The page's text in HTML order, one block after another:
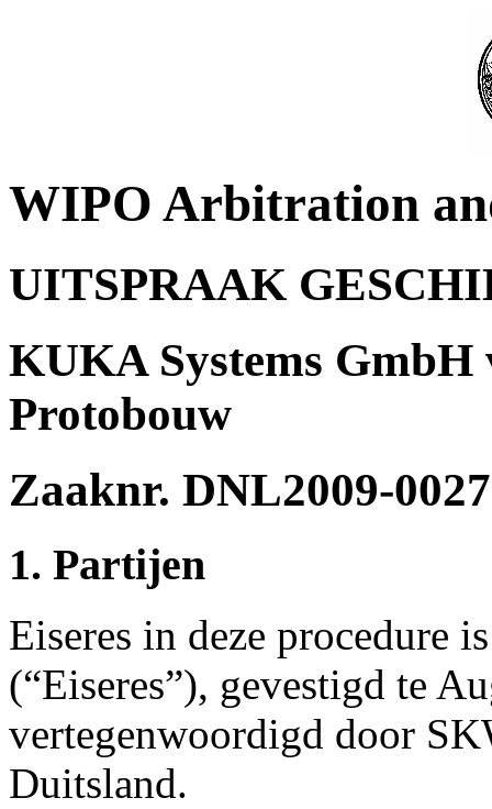
WIPO Arbitration
UITSPRAAK
KUKA Systems
Protobouw
Zaaknr. DNL2009-0027
1. Partijen
Eiseres in deze procedure
(“Eiseres”), gevestigd te
vertegenwoordigd door
Duitsland.